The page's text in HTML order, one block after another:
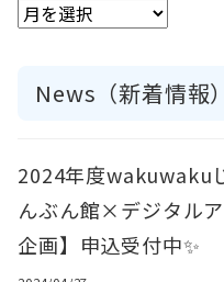
News（新着情報）
2024年度wakuwaku
んぶん館×デジタル
企画】申込受付中✨